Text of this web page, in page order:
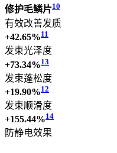
修护毛鳞片10
有效改善发质
+42.65%11
发束光泽度
+73.34%13
发束蓬松度
+19.90%12
发束顺滑度
+155.44%14
防静电效果